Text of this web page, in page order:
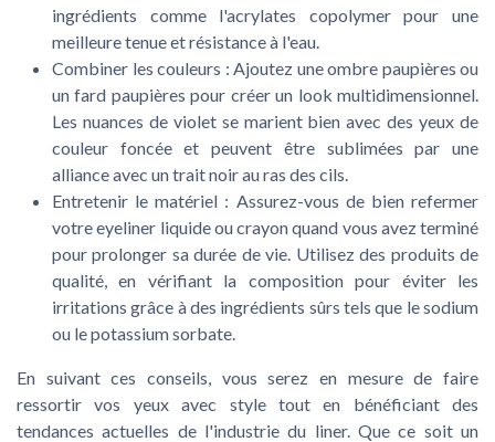
ingrédients comme l'acrylates copolymer pour une
meilleure tenue et résistance à l'eau.
Combiner les couleurs : Ajoutez une ombre paupières ou
un fard paupières pour créer un look multidimensionnel.
Les nuances de violet se marient bien avec des yeux de
couleur foncée et peuvent être sublimées par une
alliance avec un trait noir au ras des cils.
Entretenir le matériel : Assurez-vous de bien refermer
votre eyeliner liquide ou crayon quand vous avez terminé
pour prolonger sa durée de vie. Utilisez des produits de
qualité, en vérifiant la composition pour éviter les
irritations grâce à des ingrédients sûrs tels que le sodium
ou le potassium sorbate.
En suivant ces conseils, vous serez en mesure de faire
ressortir vos yeux avec style tout en bénéficiant des
tendances actuelles de l'industrie du liner. Que ce soit un